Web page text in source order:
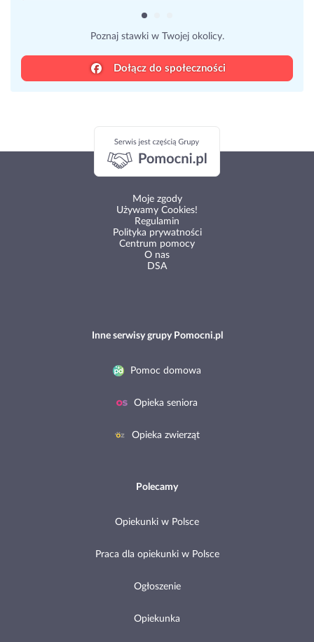
Poznaj stawki w Twojej okolicy.
Dołącz do społeczności
Moje zgody
Używamy Cookies!
Regulamin
Polityka prywatności
Centrum pomocy
O nas
DSA
Inne serwisy grupy Pomocni.pl
Pomoc domowa
Opieka seniora
Opieka zwierząt
Polecamy
Opiekunki w Polsce
Praca dla opiekunki w Polsce
Ogłoszenie
Opiekunka